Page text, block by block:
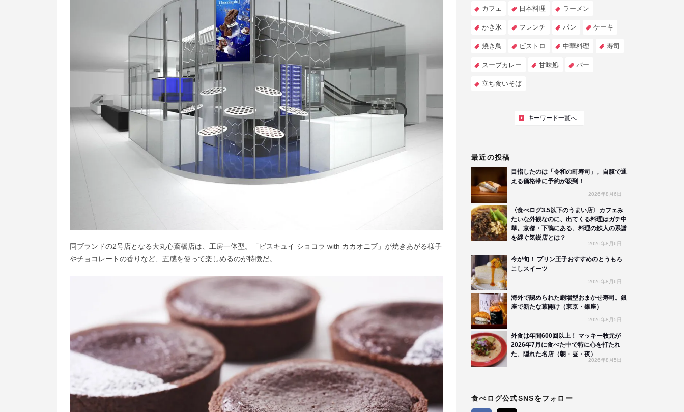
同ブランドの2号店となる大丸心斎橋店は、工房一体型。「ビスキュイ ショコラ with カカオニブ」が焼きあがる様子
やチョコレートの香りなど、五感を使って楽しめるのが特徴だ。
カフェ 日本料理 ラーメン
かき氷 フレンチ パン ケーキ
焼き鳥 ビストロ 中華料理 寿司
スープカレー 甘味処 バー
立ち食いそば
キーワード一覧へ
最近の投稿
目指したのは「令和の町寿司」。自腹で通
える価格帯に予約が殺到！
2026年8月6日
〈食べログ3.5以下のうまい店〉カフェみ
たいな外観なのに、出てくる料理はガチ中
華。京都・下鴨にある、料理の鉄人の系譜
を継ぐ気鋭店とは？
2026年8月6日
今が旬！ プリン王子おすすめのとうもろ
こしスイーツ
2026年8月6日
海外で認められた劇場型おまかせ寿司。銀
座で新たな幕開け（東京・銀座）
2026年8月5日
外食は年間600回以上！ マッキー牧元が
2026年7月に食べた中で特に心を打たれ
た、隠れた名店（朝・昼・夜）
2026年8月5日
食べログ公式SNSをフォロー